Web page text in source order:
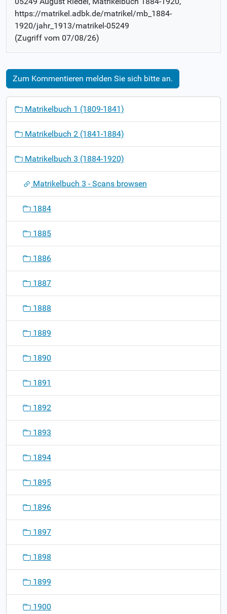
https://matrikel.adbk.de/matrikel/mb_1884-
1920/jahr_1913/matrikel-05249
(Zugriff vom 07/08/26)
Zum Kommentieren melden Sie sich bitte an.
o
Matrikelbuch 1 (1809-1841)
Matrikelbuch 2 (1841-1884)
Matrikelbuch 3 (1884-1920)
Matrikelbuch 3 - Scans browsen
1884
1885
1886
1887
1888
1889
1890
1891
1892
1893
1894
1895
1896
1897
1898
1899
1900